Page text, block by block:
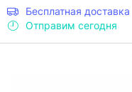
Бесплатная доставка
Отправим сегодня